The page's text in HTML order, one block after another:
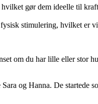
gør dem ideelle til
stimulering, hvilket er
om du har lille eller stor
og Hanna. De